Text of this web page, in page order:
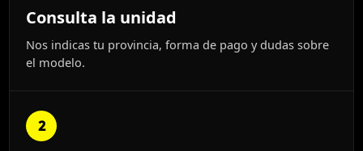
Consulta la unidad
Nos indicas tu provincia, forma de pago y dudas sobre
el modelo.
2